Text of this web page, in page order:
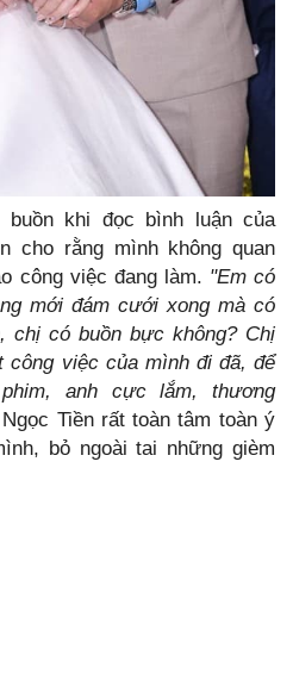
khi đọc bình luận của
cho rằng mình không quan
công việc đang làm. "Em có
mới đám cưới xong mà có
chị có buồn bực không? Chị
công việc của mình đi đã, để
anh cực lắm, thương
Tiền rất toàn tâm toàn ý
bỏ ngoài tai những gièm